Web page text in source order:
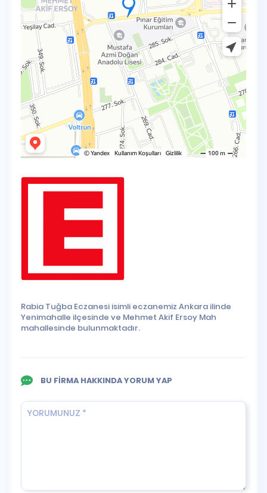
Rabia Tuğba Eczanesi isimli eczanemiz Ankara ilinde
Yenimahalle ilçesinde ve Mehmet Akif Ersoy Mah
mahallesinde bulunmaktadır.
BU FİRMA HAKKINDA YORUM YAP